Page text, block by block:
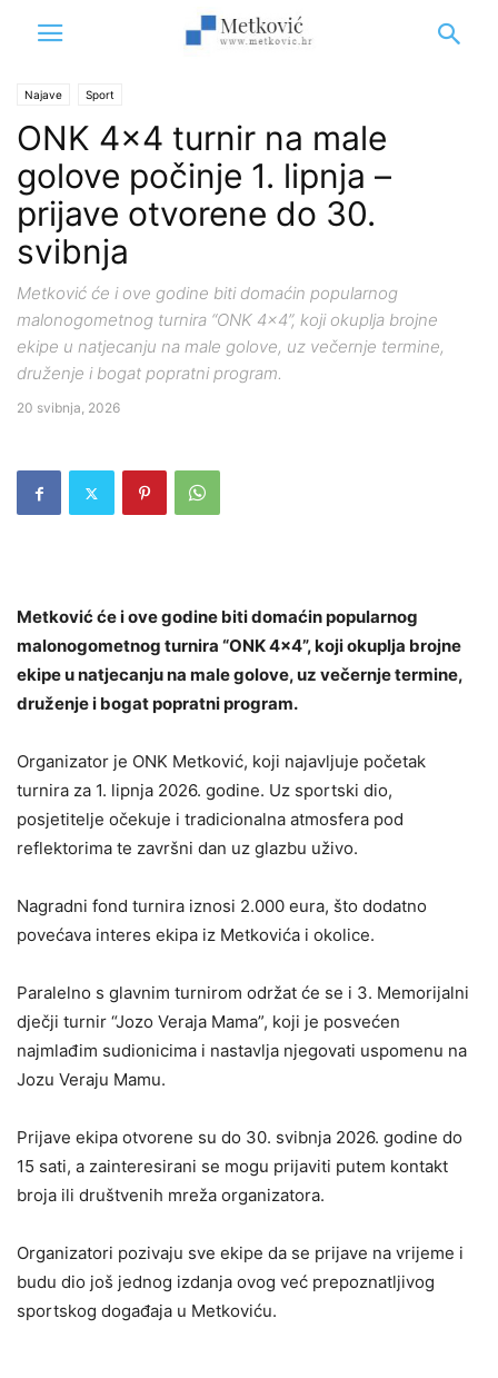
Najave Sport
ONK 4×4 turnir na male
golove počinje 1. lipnja –
prijave otvorene do 30.
svibnja
Metković će i ove godine biti domaćin popularnog
malonogometnog turnira “ONK 4x4”, koji okuplja brojne
ekipe u natjecanju na male golove, uz večernje termine,
druženje i bogat popratni program.
20 svibnja, 2026
Metković će i ove godine biti domaćin popularnog
malonogometnog turnira “ONK 4×4”, koji okuplja brojne
ekipe u natjecanju na male golove, uz večernje termine,
druženje i bogat popratni program.
Organizator je ONK Metković, koji najavljuje početak
turnira za 1. lipnja 2026. godine. Uz sportski dio,
posjetitelje očekuje i tradicionalna atmosfera pod
reflektorima te završni dan uz glazbu uživo.
Nagradni fond turnira iznosi 2.000 eura, što dodatno
povećava interes ekipa iz Metkovića i okolice.
Paralelno s glavnim turnirom održat će se i 3. Memorijalni
dječji turnir “Jozo Veraja Mama”, koji je posvećen
najmlađim sudionicima i nastavlja njegovati uspomenu na
Jozu Veraju Mamu.
Prijave ekipa otvorene su do 30. svibnja 2026. godine do
15 sati, a zainteresirani se mogu prijaviti putem kontakt
broja ili društvenih mreža organizatora.
Organizatori pozivaju sve ekipe da se prijave na vrijeme i
budu dio još jednog izdanja ovog već prepoznatljivog
sportskog događaja u Metkoviću.